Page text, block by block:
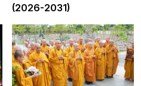
(2026-2031)